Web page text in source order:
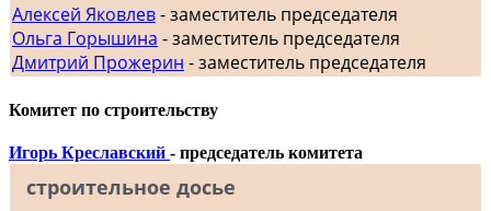
Алексей Яковлев- заместитель председателя
Ольга Горышина - заместитель председателя
Дмитрий Прожерин - заместитель председателя
Комитет по строительству
Игорь Креславский - председатель комитета
строительное досье